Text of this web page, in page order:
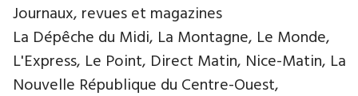
Journaux, revues et magazines
La Dépêche du Midi, La Montagne, Le Monde,
L'Express, Le Point, Direct Matin, Nice-Matin, La
Nouvelle République du Centre-Ouest,